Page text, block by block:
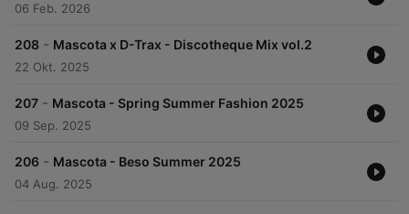
06 Feb. 2026
208 - Mascota x D-Trax - Discotheque Mix vol.2
22 Okt. 2025
207 - Mascota - Spring Summer Fashion 2025
09 Sep. 2025
206 - Mascota - Beso Summer 2025
04 Aug. 2025